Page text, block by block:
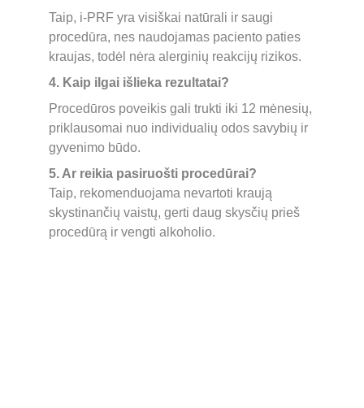
Taip, i-PRF yra visiškai natūrali ir saugi
procedūra, nes naudojamas paciento paties
kraujas, todėl nėra alerginių reakcijų rizikos.
4. Kaip ilgai išlieka rezultatai?
Procedūros poveikis gali trukti iki 12 mėnesių,
priklausomai nuo individualių odos savybių ir
gyvenimo būdo.
5. Ar reikia pasiruošti procedūrai?
Taip, rekomenduojama nevartoti kraują
skystinančių vaistų, gerti daug skysčių prieš
procedūrą ir vengti alkoholio.